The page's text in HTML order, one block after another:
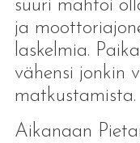
suuri mahtoi
ja
laskelmia.
vähensi jonkin
matkustamista.
Aikanaan